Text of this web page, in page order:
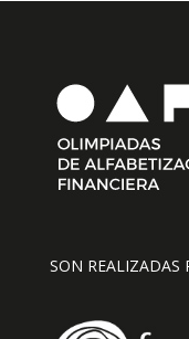
SON REALIZADAS